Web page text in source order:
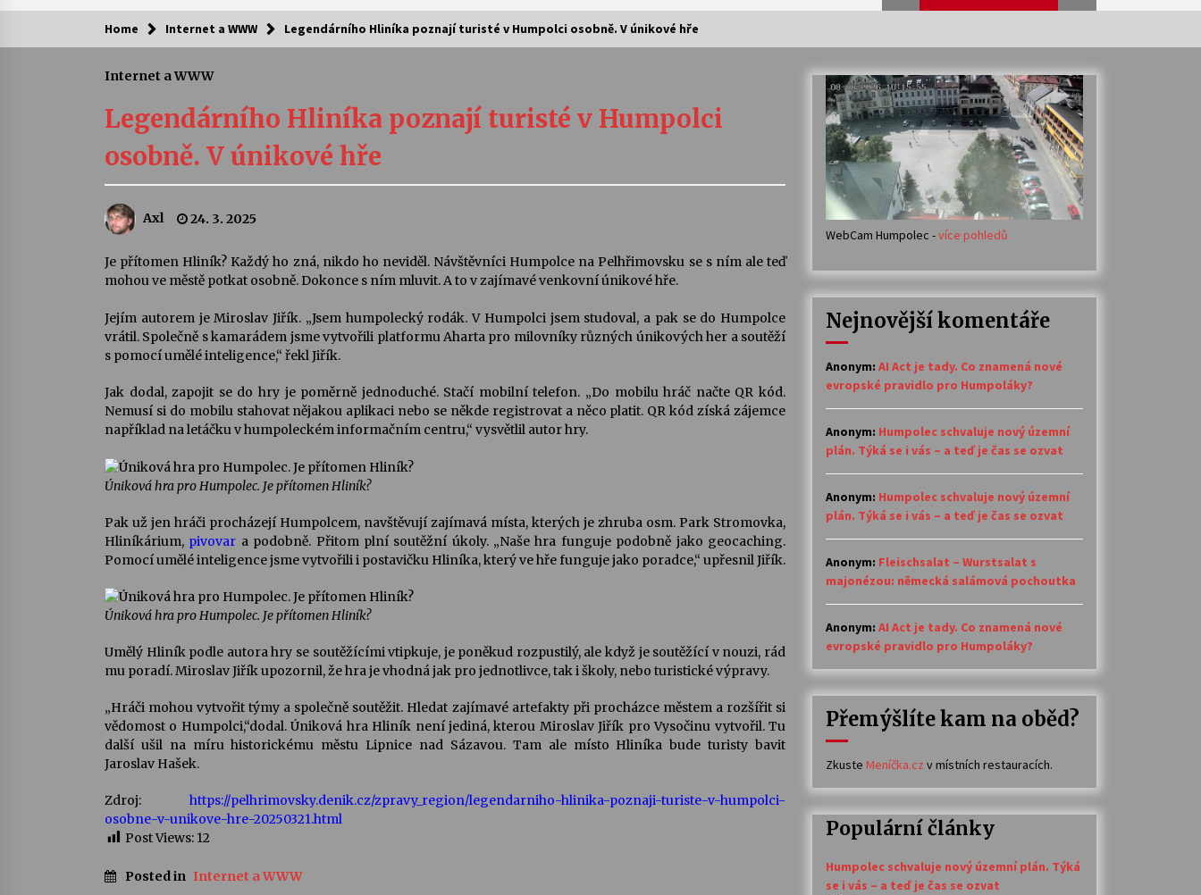
Kam za kulturou?
Camerata a Sukuba Ensemble
4. 8. 2026
Stávám se kapkou
30. 7. 2026
Veselí muzikanti
30. 7. 2026
Quijotova šedesátka: 28. 7.–1. 8.
28. 7. 2026
Kolchoz a Jenakaši
Votavžatský ploty
23. 7. 2026
Letní koncerty ve Stromovce: Rufus
Miller
Vysočinka
17. 7. 2026 14. 7. 2026
Za kulturou kousek za Humpolec. V
Želivě ožije odkaz Josefa Čapka
Varhanní recitál Michala Novenka v
30. 6. 2026
Home Internet a WWW Legendárního Hliníka poznají turisté v Humpolci osobně. V únikové hře
Internet a WWW
Legendárního Hliníka poznají turisté v Humpolci
osobně. V únikové hře
Axl 24. 3. 2025
Je přítomen Hliník? Každý ho zná, nikdo ho neviděl. Návštěvníci Humpolce na Pelhřimovsku se s ním ale teď
mohou ve městě potkat osobně. Dokonce s ním mluvit. A to v zajímavé venkovní únikové hře.
Jejím autorem je Miroslav Jiřík. „Jsem humpolecký rodák. V Humpolci jsem studoval, a pak se do Humpolce
vrátil. Společně s kamarádem jsme vytvořili platformu Aharta pro milovníky různých únikových her a soutěží
s pomocí umělé inteligence,“ řekl Jiřík.
Jak dodal, zapojit se do hry je poměrně jednoduché. Stačí mobilní telefon. „Do mobilu hráč načte QR kód.
Nemusí si do mobilu stahovat nějakou aplikaci nebo se někde registrovat a něco platit. QR kód získá zájemce
například na letáčku v humpoleckém informačním centru,“ vysvětlil autor hry.
Úniková hra pro Humpolec. Je přítomen Hliník?
Pak už jen hráči procházejí Humpolcem, navštěvují zajímavá místa, kterých je zhruba osm. Park Stromovka,
Hliníkárium, pivovar a podobně. Přitom plní soutěžní úkoly. „Naše hra funguje podobně jako geocaching.
Pomocí umělé inteligence jsme vytvořili i postavičku Hliníka, který ve hře funguje jako poradce,“ upřesnil Jiřík.
Úniková hra pro Humpolec. Je přítomen Hliník?
Umělý Hliník podle autora hry se soutěžícími vtipkuje, je poněkud rozpustilý, ale když je soutěžící v nouzi, rád
mu poradí. Miroslav Jiřík upozornil, že hra je vhodná jak pro jednotlivce, tak i školy, nebo turistické výpravy.
„Hráči mohou vytvořit týmy a společně soutěžit. Hledat zajímavé artefakty při procházce městem a rozšířit si
vědomost o Humpolci,“dodal. Úniková hra Hliník není jediná, kterou Miroslav Jiřík pro Vysočinu vytvořil. Tu
další ušil na míru historickému městu Lipnice nad Sázavou. Tam ale místo Hliníka bude turisty bavit
Jaroslav Hašek.
Zdroj: https://pelhrimovsky.denik.cz/zpravy_region/legendarniho-hlinika-poznaji-turiste-v-humpolci-
osobne-v-unikove-hre-20250321.html
Post Views: 12
Posted in Internet a WWW
WebCam Humpolec -více pohledů
Nejnovější komentáře
Anonym: AI Act je tady. Co znamená nové
evropské pravidlo pro Humpoláky?
Anonym: Humpolec schvaluje nový územní
plán. Týká se i vás – a teď je čas se ozvat
Anonym: Humpolec schvaluje nový územní
plán. Týká se i vás – a teď je čas se ozvat
Anonym: Fleischsalat – Wurstsalat s
majonézou: německá salámová pochoutka
Anonym: AI Act je tady. Co znamená nové
evropské pravidlo pro Humpoláky?
Přemýšlíte kam na oběd?
Zkuste Meníčka.cz v místních restauracích.
Populární články
Humpolec schvaluje nový územní plán. Týká
se i vás – a teď je čas se ozvat